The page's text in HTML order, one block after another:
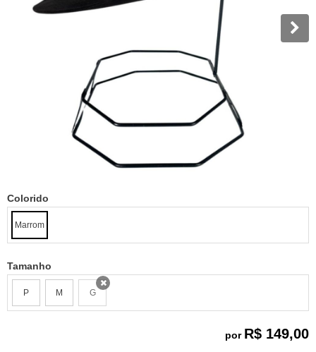
Colorido
Marrom
Tamanho
P M G
por R$ 149,00